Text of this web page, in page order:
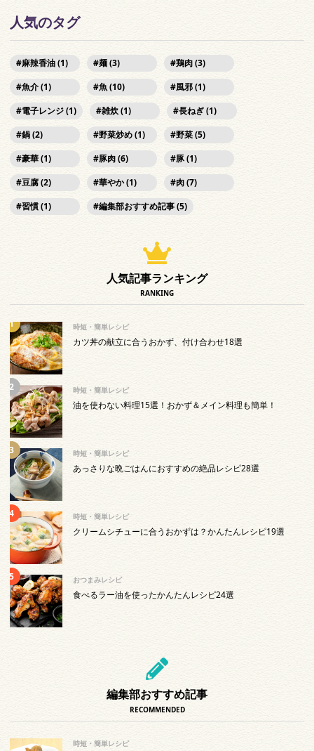
人気のタグ
麻辣香油 (1) 麺 (3)
鶏肉 (3)
魚介 (1)
魚 (10)
風邪 (1)
電子レンジ (1)
雑炊 (1)
長ねぎ (1)
鍋 (2)
野菜炒め (1)
野菜 (5)
豪華 (1)
豚肉 (6)
豚 (1)
豆腐 (2)
華やか (1)
肉 (7)
習慣 (1)
編集部おすすめ記事 (5)
人気記事ランキング
RANKING
時短・簡単レシピ
カツ丼の献立に合うおかず、付け合わせ18選
時短・簡単レシピ
油を使わない料理15選！おかず＆メイン料理も簡単！
時短・簡単レシピ
あっさりな晩ごはんにおすすめの絶品レシピ28選
時短・簡単レシピ
クリームシチューに合うおかずは？かんたんレシピ19選
おつまみレシピ
食べるラー油を使ったかんたんレシピ24選
編集部おすすめ記事
RECOMMENDED
時短・簡単レシピ